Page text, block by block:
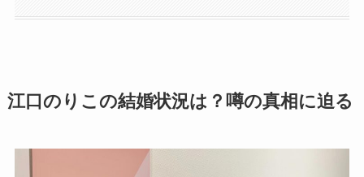
江口のりこの結婚状況は？噂の真相に迫る